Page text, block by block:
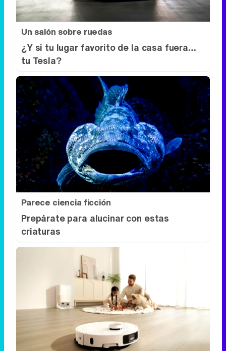
Parece ciencia ficción
Prepárate para alucinar con estas
criaturas
El futuro de la limpieza
¿Y si tu casa se limpiara sola mientras tú
descansas?